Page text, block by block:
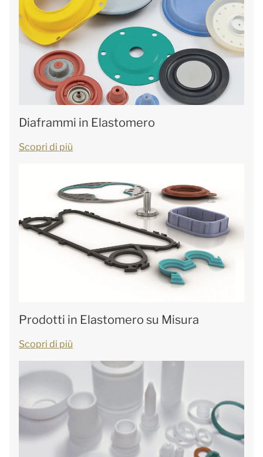
Diaframmi in Elastomero
Scopri di più
Prodotti in Elastomero su Misura
Scopri di più